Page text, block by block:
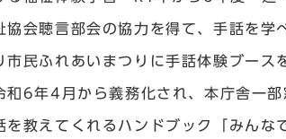
協会聴言部会の協力を得て、手話を学
市民ふれあいまつりに手話体験ブース
和6年4月から義務化され、本庁舎一
を教えてくれるハンドブック「みんな